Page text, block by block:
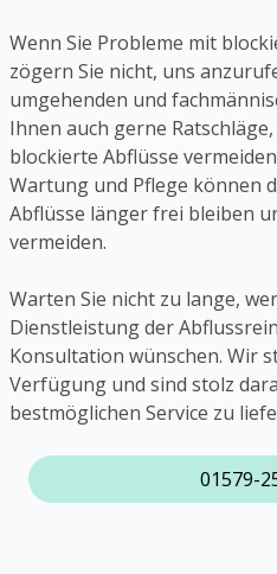
Wenn Sie Probleme mit
zögern Sie nicht, uns
umgehenden und
Ihnen auch gerne
blockierte Abflüsse
Wartung und Pflege können
Abflüsse länger frei bleiben
vermeiden.
Warten Sie nicht zu lange,
Dienstleistung der
Konsultation wünschen. Wir
Verfügung und sind stolz
bestmöglichen Service zu
01579-